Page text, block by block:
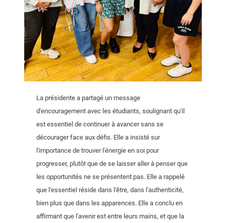
La présidente a partagé un message
d'encouragement avec les étudiants, soulignant qu'il
est essentiel de continuer à avancer sans se
décourager face aux défis. Elle a insisté sur
l'importance de trouver l'énergie en soi pour
progresser, plutôt que de se laisser aller à penser que
les opportunités ne se présentent pas. Elle a rappelé
que l'essentiel réside dans l'être, dans l'authenticité,
bien plus que dans les apparences. Elle a conclu en
affirmant que l'avenir est entre leurs mains, et que la